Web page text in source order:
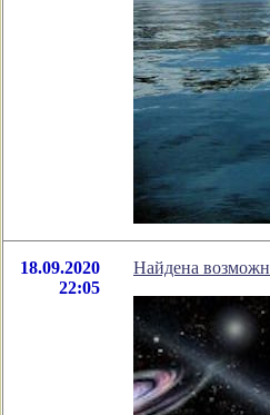
18.09.2020
22:05
Найдена